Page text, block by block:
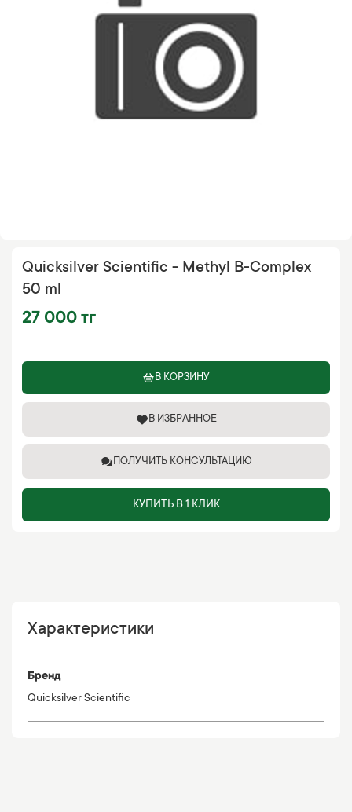
Quicksilver Scientific - Methyl B-Complex
50 ml
27 000 тг
В КОРЗИНУ
В ИЗБРАННОЕ
ПОЛУЧИТЬ КОНСУЛЬТАЦИЮ
КУПИТЬ В 1 КЛИК
Характеристики
Бренд
Quicksilver Scientific